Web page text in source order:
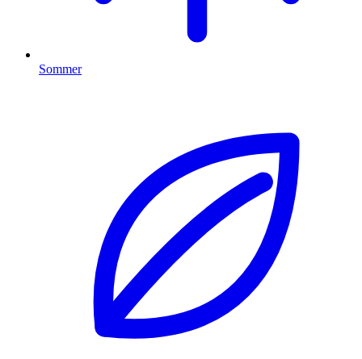
Sommer